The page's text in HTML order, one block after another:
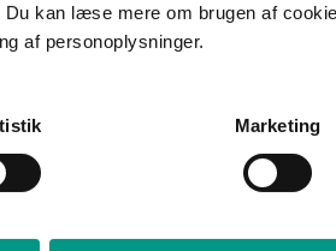
kan læse mere om brugen af
af personoplysninger.
Marketing